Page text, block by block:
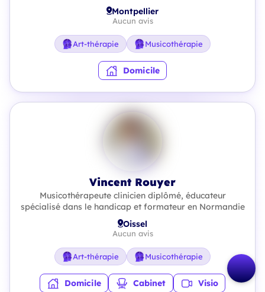
Montpellier
Aucun avis
Art-thérapie Musicothérapie
Domicile
Vincent Rouyer
Musicothérapeute clinicien diplômé, éducateur
spécialisé dans le handicap et formateur en Normandie
Oissel
Aucun avis
Art-thérapie Musicothérapie
Domicile Cabinet Visio